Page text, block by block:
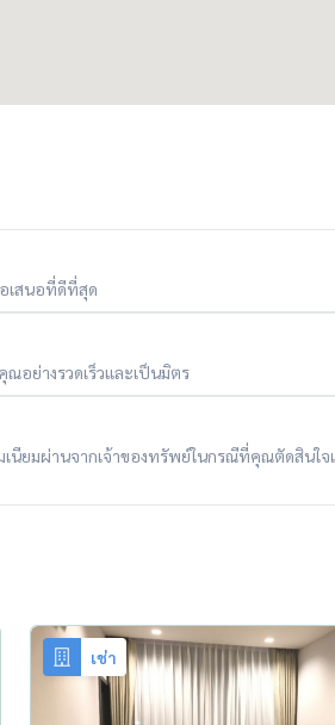
เสนอที่ดีที่สุด
อย่างรวดเร็วและเป็นมิตร
เนียมผ่านจากเจ้าของทรัพย์ในกรณีที่คุณตัดสินใ
เช่า